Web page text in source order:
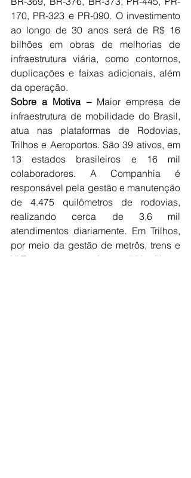
170, PR-323 e PR-090. O investimento
ao longo de 30 anos será de R$ 16
bilhões em obras de melhorias de
infraestrutura viária, como contornos,
duplicações e faixas adicionais, além
da operação.
Sobre a Motiva – Maior empresa de
infraestrutura de mobilidade do Brasil,
atua nas plataformas de Rodovias,
Trilhos e Aeroportos. São 39 ativos, em
13 estados brasileiros e 16 mil
colaboradores. A Companhia é
responsável pela gestão e manutenção
de 4.475 quilômetros de rodovias,
realizando cerca de 3,6 mil
atendimentos diariamente. Em Trilhos,
por meio da gestão de metrôs, trens e
VLT, transporta anualmente 750 milhões